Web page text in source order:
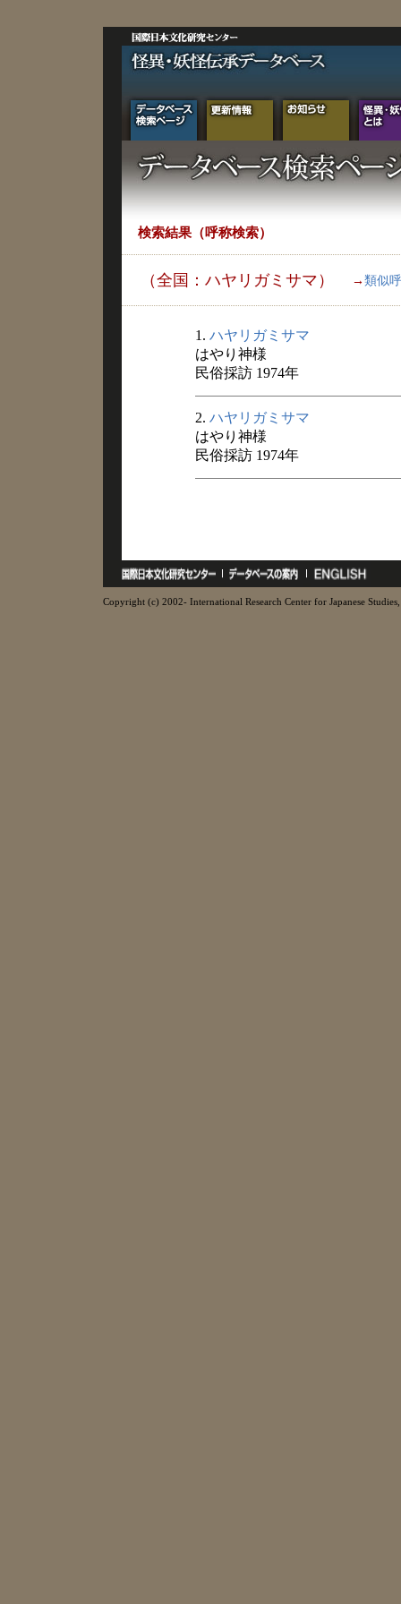
検索結果（呼称検索）
（全国：ハヤリガミサマ） → 類似
1. ハヤリガミサマ
はやり神様
民俗採訪 1974年
2. ハヤリガミサマ
はやり神様
民俗採訪 1974年
Copyright (c) 2002- International Research Center for Japanese